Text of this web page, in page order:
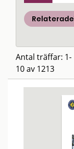
Relaterade
Antal träffar: 1-
10 av 1213